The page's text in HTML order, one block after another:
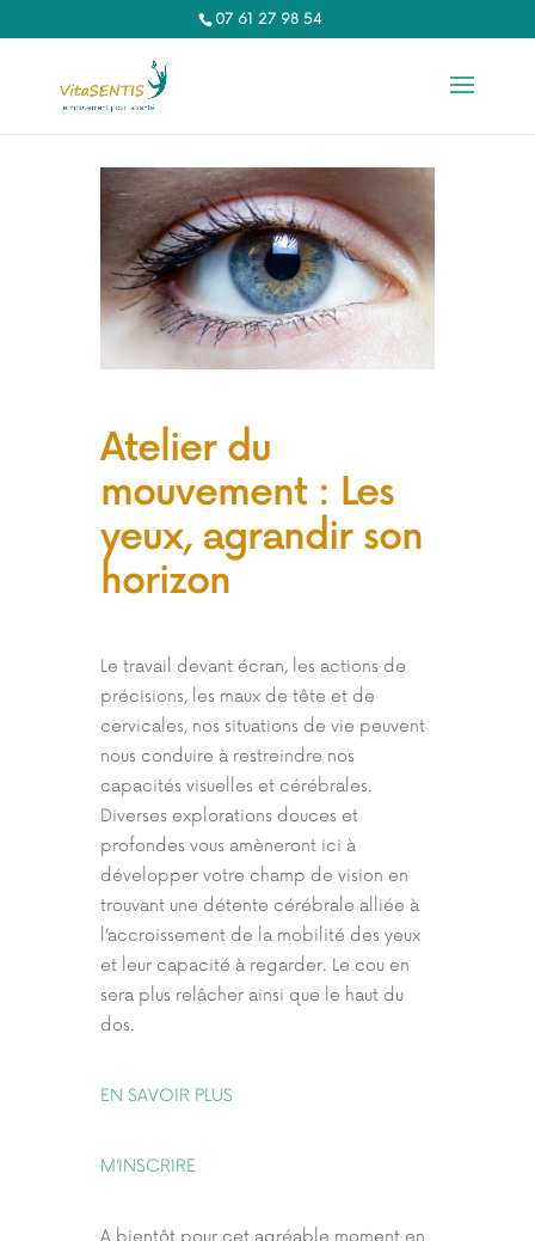
07 61 27 98 54‬
Atelier du
mouvement : Les
yeux, agrandir son
horizon
Le travail devant écran, les actions de
précisions, les maux de tête et de
cervicales, nos situations de vie peuvent
nous conduire à restreindre nos
capacités visuelles et cérébrales.
Diverses explorations douces et
profondes vous amèneront ici à
développer votre champ de vision en
trouvant une détente cérébrale alliée à
l’accroissement de la mobilité des yeux
et leur capacité à regarder. Le cou en
sera plus relâcher ainsi que le haut du
dos.
EN SAVOIR PLUS
M’INSCRIRE
A bientôt pour cet agréable moment en